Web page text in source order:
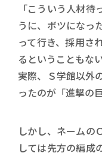
「こういう人材
うに、ボツになっ
って行き、採用さ
るということもない
実際、Ｓ学館以外
ったのが「進撃の
しかし、ネームの
しては先方の編成